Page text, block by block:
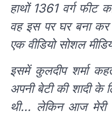
हाथों 1361 वर्ग फीट
वह इस पर घर बना
एक वीडियो सोशल
इसमें कुलदीप शर्मा
अपनी बेटी की शादी के
थी… लेकिन आज मेरी